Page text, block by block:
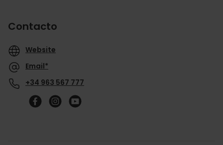
Contacto
Website
Email*
+34 963 567 777
Follow